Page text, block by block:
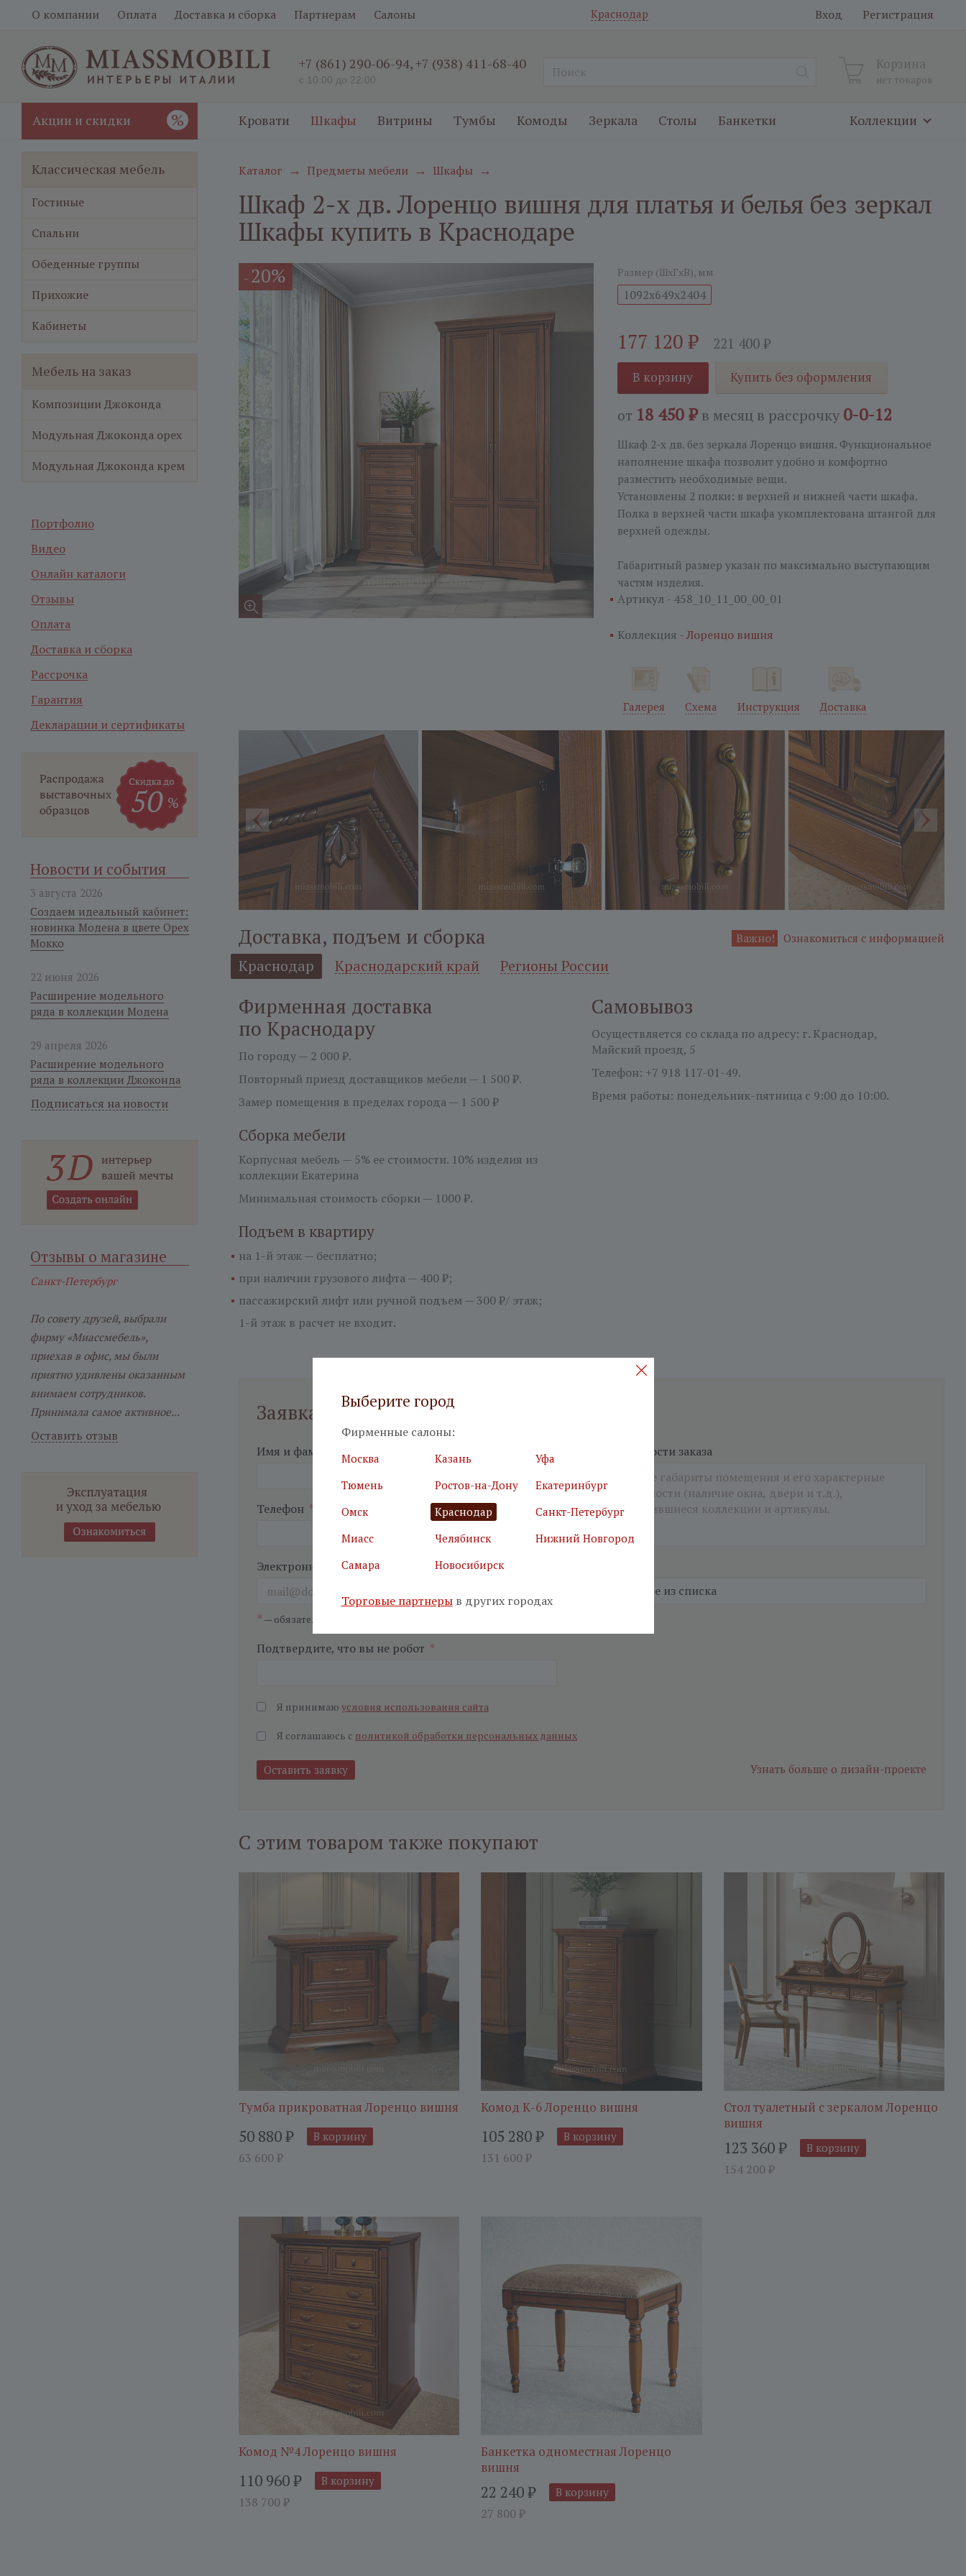
О компании Оплата Доставка и сборка Партнерам Салоны Краснодар Вход Регистрация
+7 (861) 290-06-94,+7 (938) 411-68-40
с 10:00 до 22:00
Корзина
нет товаров
Акции и скидки % Кровати Шкафы Витрины Тумбы Комоды Зеркала Столы Банкетки Коллекции
Каталог → Предметы мебели → Шкафы →
Шкаф 2-х дв. Лоренцо вишня для платья и белья без зеркал
Шкафы купить в Краснодаре
- 20% Размер (ШxГxВ), мм
1092x649x2404
177 120₽ 221 400₽
В корзину Купить без оформления
от 18 450 ₽в месяц в рассрочку 0-0-12
Шкаф 2-х дв. без зеркала Лоренцо вишня. Функциональное
наполнение шкафа позволит удобно и комфортно
разместить необходимые вещи.
Установлены 2 полки: в верхней и нижней части шкафа.
Полка в верхней части шкафа укомплектована штангой для
верхней одежды.
Габаритный размер указан по максимально выступающим
частям изделия.
Артикул - 458_10_11_00_00_01
Коллекция -Лоренцо вишня
Галерея Схема Инструкция Доставка
Доставка, подъем и сборка Важно! Ознакомиться с информацией
Краснодар Краснодарский край Регионы России
Фирменная доставка
по Краснодару
По городу — 2 000 ₽.
Повторный приезд доставщиков мебели — 1 500 ₽.
Замер помещения в пределах города — 1 500 ₽
Сборка мебели
Корпусная мебель — 5% ее стоимости. 10% изделия из
коллекции Екатерина
Минимальная стоимость сборки — 1000 ₽.
Подъем в квартиру
на 1-й этаж — бесплатно;
при наличии грузового лифта — 400 ₽;
пассажирский лифт или ручной подъем — 300 ₽/ этаж;
1-й этаж в расчет не входит.
Самовывоз
Осуществляется со склада по адресу: г. Краснодар,
Майский проезд, 5
Телефон: +7 918 117-01-49.
Время работы: понедельник-пятница с 9:00 до 10:00.
Заявка на бесплатный дизайн-проект
Имя и фамилия *
Телефон *
Электронная почта*
Подробности заказа
* — обязательные поля
Подтвердите, что вы не робот *
Я принимаю условия использования сайта
Я соглашаюсь с политикой обработки персональных данных
Узнать больше о дизайн-проекте
С этим товаром также покупают
Тумба прикроватная Лоренцо вишня
50 880₽
63 600 ₽
В корзину
Комод К-6 Лоренцо вишня
105 280₽
131 600 ₽
В корзину
Стол туалетный с зеркалом Лоренцо
вишня
123 360₽
154 200 ₽
В корзину
Комод №4 Лоренцо вишня
110 960₽
138 700 ₽
В корзину
Банкетка одноместная Лоренцо
вишня
22 240₽
27 800 ₽
В корзину
Классическая мебель
Гостиные
Спальни
Обеденные группы
Прихожие
Кабинеты
Мебель на заказ
Композиции Джоконда
Модульная Джоконда орех
Модульная Джоконда крем
Портфолио
Видео
Онлайн каталоги
Отзывы
Оплата
Доставка и сборка
Рассрочка
Гарантия
Декларации и сертификаты
Новости и события
3 августа 2026
Создаем идеальный кабинет:
новинка Модена в цвете Орех
Мокко
22 июня 2026
Расширение модельного
ряда в коллекции Модена
29 апреля 2026
Расширение модельного
ряда в коллекции Джоконда
Подписаться на новости
Отзывы о магазине
Санкт-Петербург
По совету друзей, выбрали
фирму «Миассмебель»,
приехав в офис, мы были
приятно удивлены оказанным
внимаем сотрудников.
Принимала самое активное...
Оставить отзыв
Выберите город
Фирменные салоны:
Москва Казань
Уфа
Тюмень
Ростов-на-Дону
Екатеринбург
Омск
Краснодар
Санкт-Петербург
Миасс
Челябинск
Нижний Новгород
Самара
Новосибирск
Торговые партнерыв других городах